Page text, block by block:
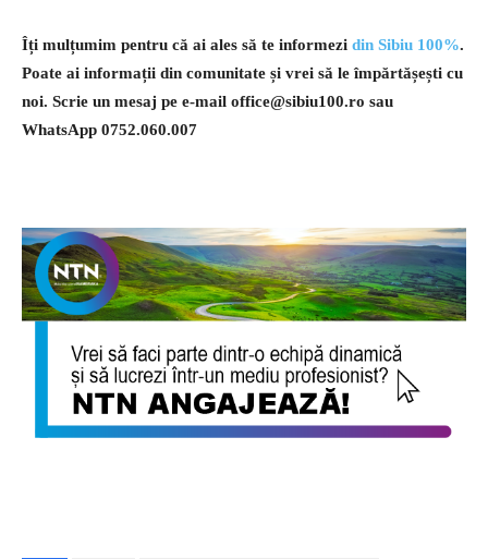
Îți mulțumim pentru că ai ales să te informezi din Sibiu 100%.
Poate ai informații din comunitate și vrei să le împărtășești cu
noi. Scrie un mesaj pe e-mail office@sibiu100.ro sau
WhatsApp 0752.060.007